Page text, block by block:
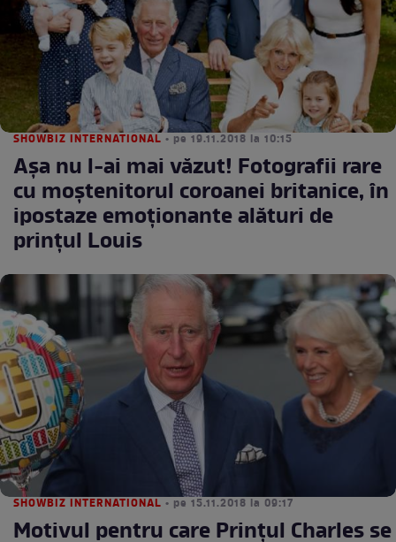
SHOWBIZ INTERNATIONAL • pe 19.11.2018 la 10:15
Așa nu l-ai mai văzut! Fotografii rare
cu moștenitorul coroanei britanice, în
ipostaze emoționante alături de
prințul Louis
SHOWBIZ INTERNATIONAL • pe 15.11.2018 la 09:17
Motivul pentru care Prințul Charles se